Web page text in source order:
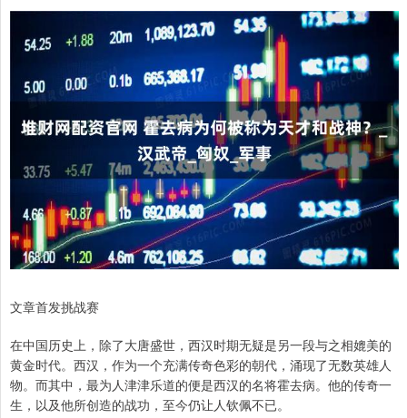
文章首发挑战赛
在中国历史上，除了大唐盛世，西汉时期无疑是另一段与之相媲美的
黄金时代。西汉，作为一个充满传奇色彩的朝代，涌现了无数英雄人
物。而其中，最为人津津乐道的便是西汉的名将霍去病。他的传奇一
生，以及他所创造的战功，至今仍让人钦佩不已。